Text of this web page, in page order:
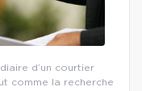
d’un courtier
comme la recherche